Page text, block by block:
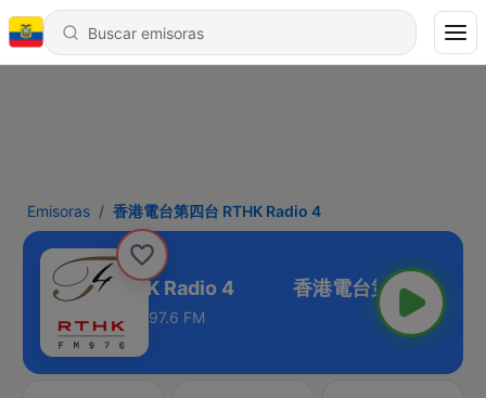
Emisoras 香港電台第四台 RTHK Radio 4
台第四台 RTHK Radio 4
97.6 FM